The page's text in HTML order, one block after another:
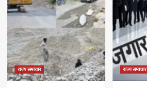
राज्य समाचार राज्य समाचार